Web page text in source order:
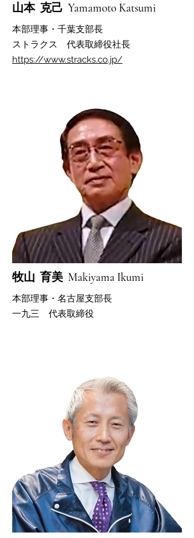
​山本 克己 Yamamoto Katsumi
本部​理事・千葉支部長
​ストラクス 代表取締役社長
https://www.stracks.co.jp/
​牧山 育美 Makiyama Ikumi
本部理事・​名古屋支部長
​一九三 代表取締役